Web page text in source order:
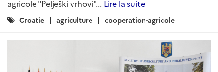
agricole "Pelješki vrhovi"... Lire la suite
Catégories
Croatie agriculture cooperation-agricole